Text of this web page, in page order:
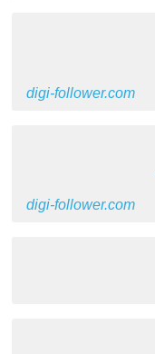
digi-follower.com
digi-follower.com